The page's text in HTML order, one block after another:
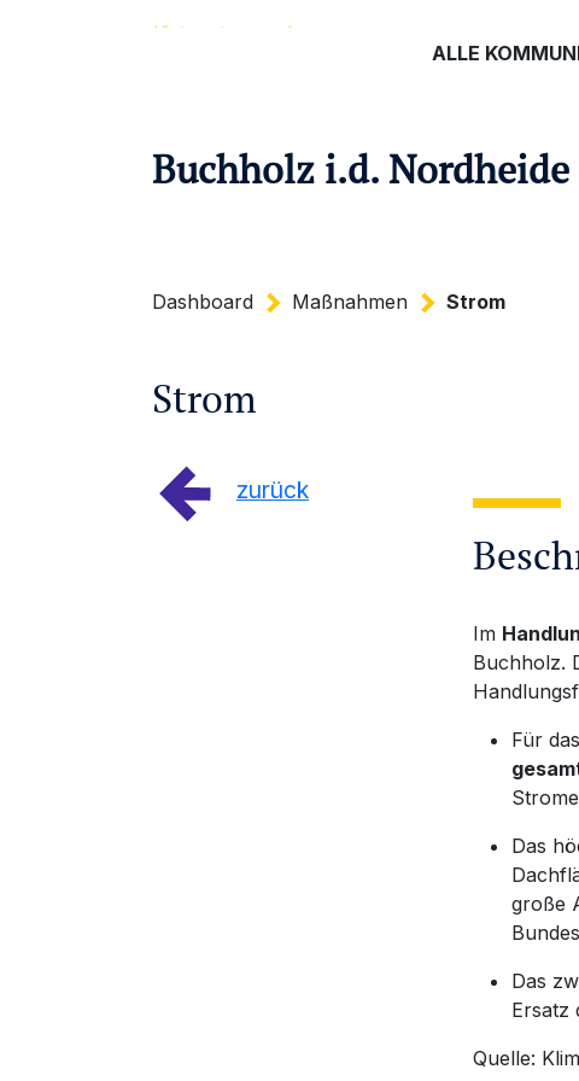
ALLE
Buchholz i.d. Nordheide
Dashboard Maßnahmen Strom
Strom
zurück
Im
Buchholz.
Für
Das
große
Das
Ersatz
Quelle: